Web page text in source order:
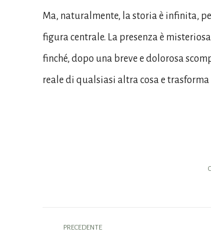
Ma, naturalmente, la storia è infinita,
figura centrale. La presenza è
finché, dopo una breve e dolorosa
reale di qualsiasi altra cosa e trasforma
Naviga
PRECEDENTE